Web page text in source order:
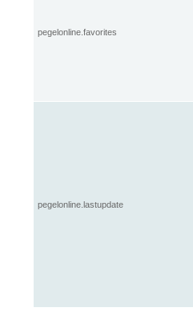
pegelonline.favorites
pegelonline.lastupdate